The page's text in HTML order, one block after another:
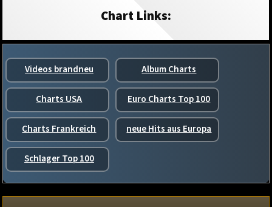
Chart Links:
Videos brandneu Album Charts
Charts USA Euro Charts Top 100
Charts Frankreich neue Hits aus Europa
Schlager Top 100